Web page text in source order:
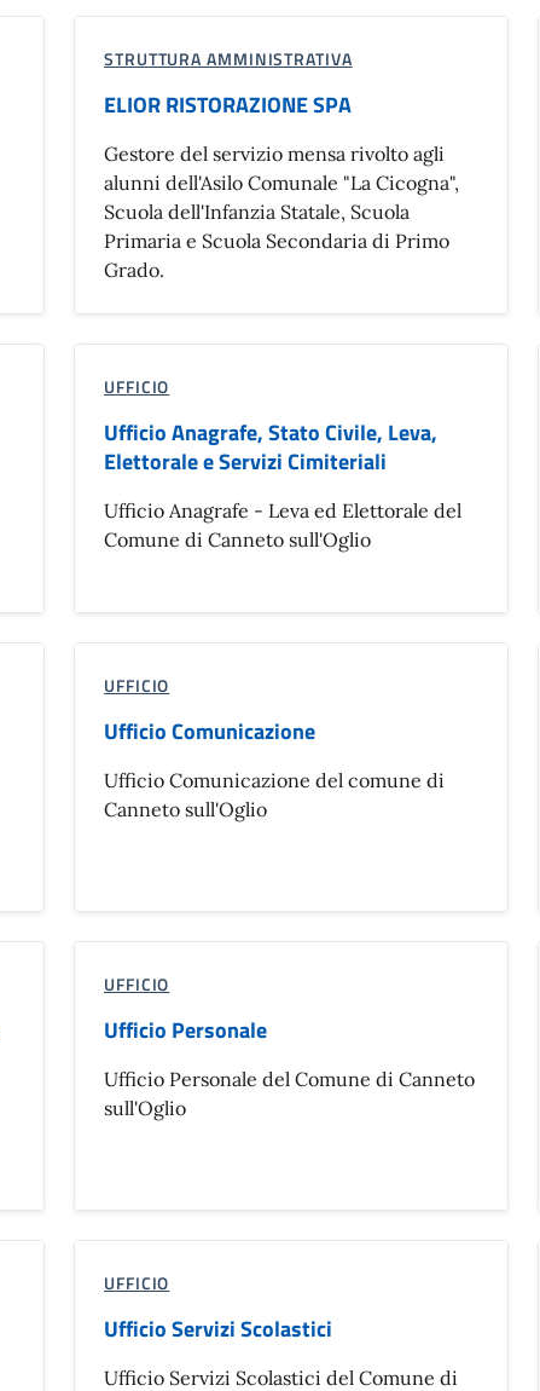
STRUTTURA AMMINISTRATIVA
ELIOR RISTORAZIONE SPA
Gestore del servizio mensa rivolto agli
alunni dell'Asilo Comunale "La Cicogna",
Scuola dell'Infanzia Statale, Scuola
Primaria e Scuola Secondaria di Primo
Grado.
UFFICIO
Ufficio Anagrafe, Stato Civile, Leva,
Elettorale e Servizi Cimiteriali
Ufficio Anagrafe - Leva ed Elettorale del
Comune di Canneto sull'Oglio
UFFICIO
Ufficio Comunicazione
Ufficio Comunicazione del comune di
Canneto sull'Oglio
UFFICIO
Ufficio Personale
Ufficio Personale del Comune di Canneto
sull'Oglio
UFFICIO
Ufficio Servizi Scolastici
Ufficio Servizi Scolastici del Comune di